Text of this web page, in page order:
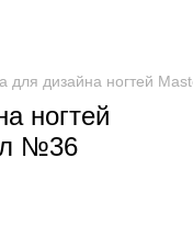
для дизайна ногтей
ногтей
№36